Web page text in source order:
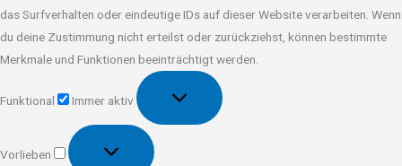
das Surfverhalten oder eindeutige IDs auf dieser Website verarbeiten. Wenn
du deine Zustimmung nicht erteilst oder zurückziehst, können bestimmte
Merkmale und Funktionen beeinträchtigt werden.
Funktional
Immer aktiv
Vorlieben
Vorlieben